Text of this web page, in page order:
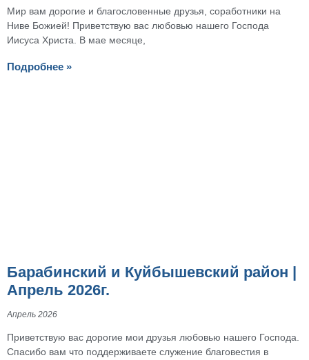
Мир вам дорогие и благословенные друзья, соработники на
Ниве Божией! Приветствую вас любовью нашего Господа
Иисуса Христа. В мае месяце,
Подробнее »
Барабинский и Куйбышевский район |
Апрель 2026г.
Апрель 2026
Приветствую вас дорогие мои друзья любовью нашего Господа.
Спасибо вам что поддерживаете служение благовестия в